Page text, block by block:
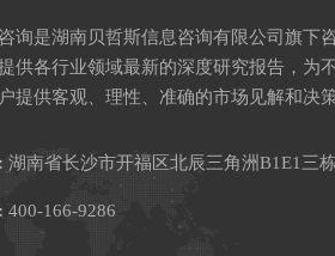
询是湖南贝哲斯信息咨询有限公司旗下
供各行业领域最新的深度研究报告，为
提供客观、理性、准确的市场见解和决策
湖南省长沙市开福区北辰三角洲B1E1三
400-166-9286